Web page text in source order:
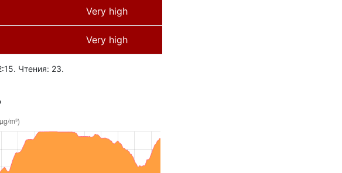
Very high
Very high
Чтения: 23.